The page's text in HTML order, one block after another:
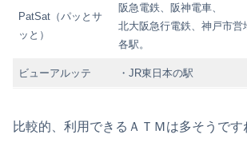
PatSat（パッとサ
ッと）
阪急電鉄、阪神電車、
北大阪急行電鉄、神戸市
各駅。
ビューアルッテ ・JR東日本の駅
比較的、利用できるＡＴＭは多そうです